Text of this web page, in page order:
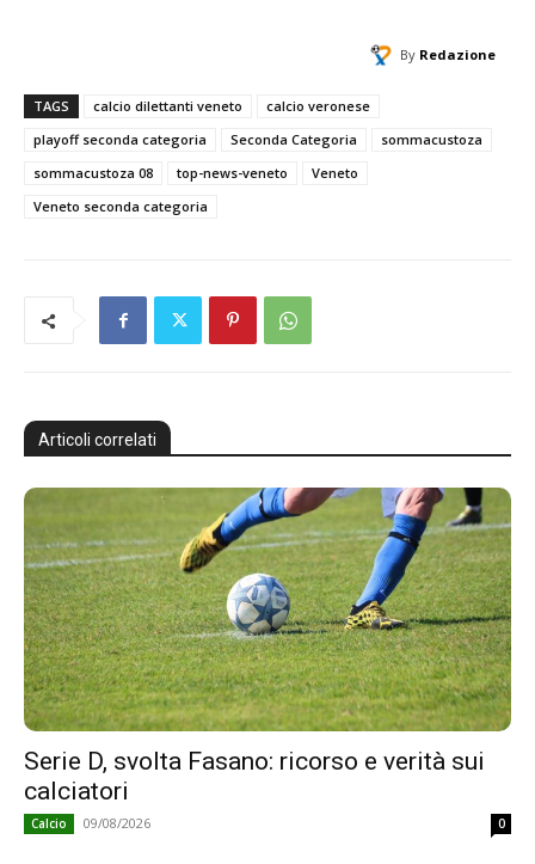
By Redazione
TAGS calcio dilettanti veneto
calcio veronese
playoff seconda categoria
Seconda Categoria
sommacustoza
sommacustoza 08
top-news-veneto
Veneto
Veneto seconda categoria
Articoli correlati
Serie D, svolta Fasano: ricorso e verità sui
calciatori
Calcio 09/08/2026 0